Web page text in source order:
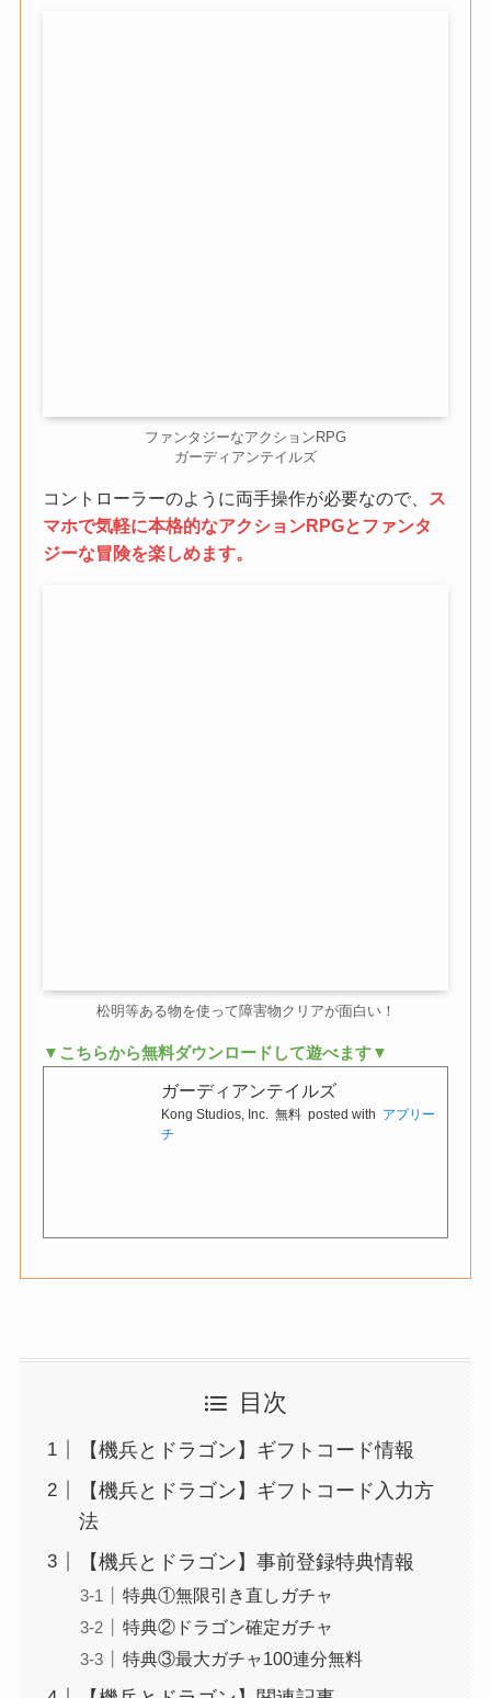
ファンタジーなアクションRPG
ガーディアンテイルズ
コントローラーのように両手操作が必要なので、
ス
マホで気軽に本格的なアクションRPGとファンタ
ジーな冒険を楽しめます。
松明等ある物を使って障害物クリアが面白い！
▼こちらから無料ダウンロードして遊べます▼
ガーディアンテイルズ
Kong Studios, Inc. 無料 posted with アプリー
チ
目次
【機兵とドラゴン】ギフトコード情報
【機兵とドラゴン】ギフトコード入力方
法
【機兵とドラゴン】事前登録特典情報
特典①無限引き直しガチャ
特典②ドラゴン確定ガチャ
特典③最大ガチャ100連分無料